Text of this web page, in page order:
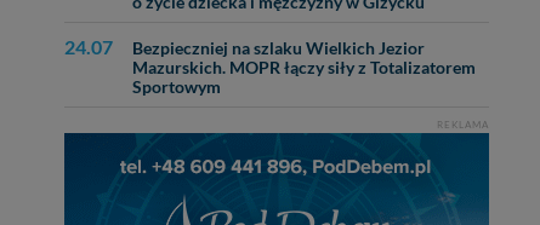
24.07
Bezpieczniej na szlaku Wielkich Jezior
Mazurskich. MOPR łączy siły z Totalizatorem
Sportowym
REKLAMA